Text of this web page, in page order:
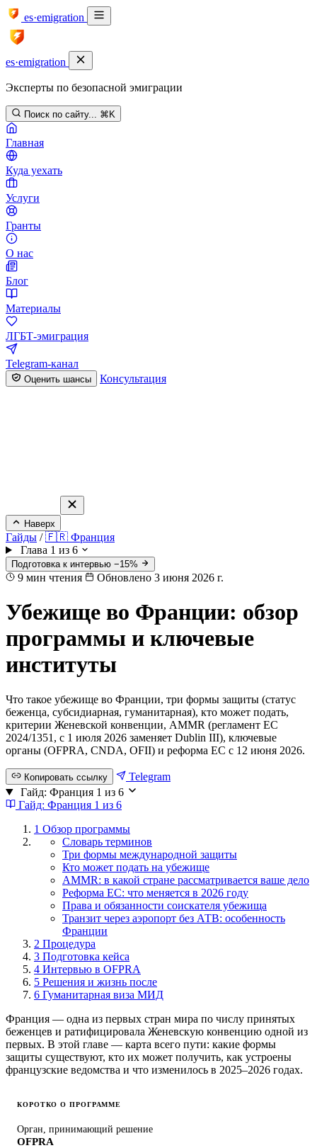
es·emigration
es·emigration
Эксперты по безопасной эмиграции
Поиск по сайту... ⌘K
Главная
Куда уехать
Услуги
Гранты
О нас
Блог
Материалы
ЛГБТ-эмиграция
Telegram-канал
Оценить шансы Консультация
Наверх
Гайды / 🇫🇷 Франция
Глава 1 из 6
Подготовка к интервью −15%
9 мин чтения Обновлено 3 июня 2026 г.
Убежище во Франции: обзор
программы и ключевые
институты
Что такое убежище во Франции, три формы защиты (статус
беженца, субсидиарная, гуманитарная), кто может подать,
критерии Женевской конвенции, AMMR (регламент ЕС
2024/1351, с 1 июля 2026 заменяет Dublin III), ключевые
органы (OFPRA, CNDA, OFII) и реформа ЕС с 12 июня 2026.
Копировать ссылку
Telegram
Гайд: Франция 1 из 6
Гайд: Франция 1 из 6
1 Обзор программы
Словарь терминов
Три формы международной защиты
Кто может подать на убежище
AMMR: в какой стране рассматривается ваше дело
Реформа ЕС: что меняется в 2026 году
Права и обязанности соискателя убежища
Транзит через аэропорт без АТВ: особенность
Франции
2 Процедура
3 Подготовка кейса
4 Интервью в OFPRA
5 Решения и жизнь после
6 Гуманитарная виза МИД
Франция — одна из первых стран мира по числу принятых
беженцев и ратифицировала Женевскую конвенцию одной из
первых. В этой главе — карта всего пути: какие формы
защиты существуют, кто их может получить, как устроены
французские ведомства и что изменилось в 2025–2026 годах.
КОРОТКО О ПРОГРАММЕ
Орган, принимающий решение
OFPRA